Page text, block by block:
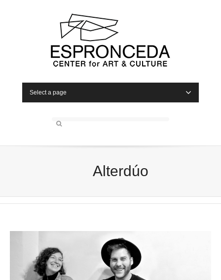
Select a page
Alterdúo